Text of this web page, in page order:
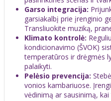
Garso integracija:
garsiakalbį prie įrenginio
Transliuokite muziką,
Klimato kontrolė:
kondicionavimo (ŠVOK)
temperatūros ir drėgmės
palaikyti.
Pelėsio prevencija:
vonios kambariuose.
vėdinimą ar sausinimą, kai